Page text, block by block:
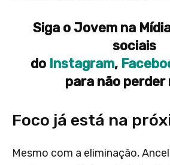
Siga o Jovem na
sociais
do Instagram,
para não perder
Foco já está na
Mesmo com a eliminação,